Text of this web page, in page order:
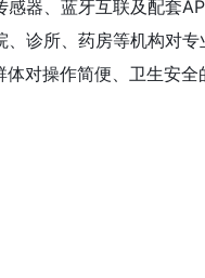
器、蓝牙互联及配套
诊所、药房等机构对
对操作简便、卫生安